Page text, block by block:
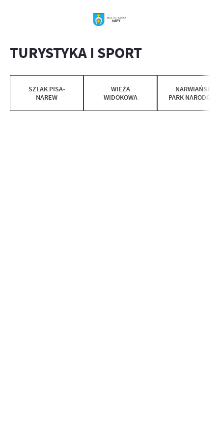
TURYSTYKA I SPORT
SZLAK PISA-
NAREW
WIEŻA
WIDOKOWA
NARWIAŃSKI
PARK NARODOWY